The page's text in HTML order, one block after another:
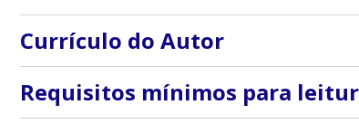
Currículo do Autor
Jo Ann Staugaard-Jones é professora de
Formou-se na Universidade de Kansas e na
Requisitos mínimos para